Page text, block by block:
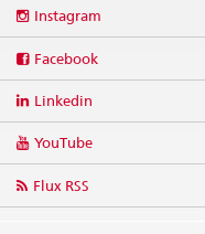
media
Instagram
Facebook
Linkedin
YouTube
Flux RSS